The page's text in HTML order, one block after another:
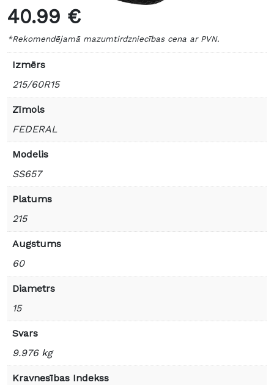
40.99 €
*Rekomendējamā mazumtirdzniecības cena ar PVN.
Izmērs
215/60R15
Zīmols
FEDERAL
Modelis
SS657
Platums
215
Augstums
60
Diametrs
15
Svars
9.976 kg
Kravnesības Indekss